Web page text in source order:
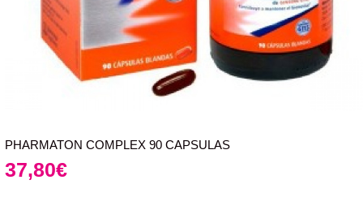
PHARMATON COMPLEX 90 CAPSULAS
37,80€